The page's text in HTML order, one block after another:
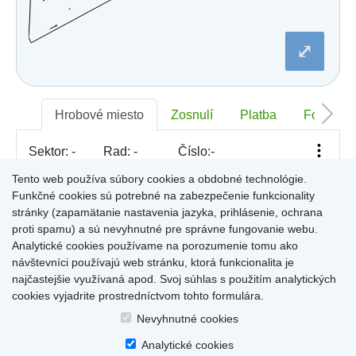
Dojč
Dolná Streda
Dolný Lopašov
Dolný Ohaj
Dubnica nad Váhom
Dulov
Dulova Ves
Dunajská Lužná
Gelnica
Gemerská Hôrka
Gemerská Ves
Hájske
Halič
Hlboké
⤢
Hrobové miesto Zosnulí Platba Foto
Sektor: - Rad: - Číslo:-
Pre zobrazenie informácií kliknite na hrobové miesto na
mape, alebo kliknite na priezvisko a meno zosnulého vo
Výsledky (rozšíreného) vyhľadávania.
Produkty a služby |Citáty|O cintorínoch|
Tento web používa súbory cookies a obdobné technológie.
Funkčné cookies sú potrebné na zabezpečenie funkcionality
stránky (zapamätanie nastavenia jazyka, prihlásenie, ochrana
proti spamu) a sú nevyhnutné pre správne fungovanie webu.
Analytické cookies používame na porozumenie tomu ako
návštevníci používajú web stránku, ktorá funkcionalita je
najčastejšie využívaná apod. Svoj súhlas s použitím analytických
cookies vyjadrite prostredníctvom tohto formulára.
Nevyhnutné cookies
Analytické cookies